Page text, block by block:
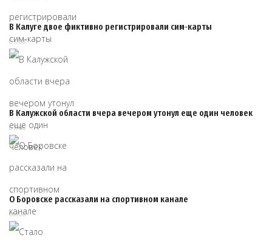
В Калуге двое фиктивно регистрировали сим‑карты
07/08
В Калужской области вчера вечером утонул еще один человек
07/08
О Боровске рассказали на спортивном канале
06/08